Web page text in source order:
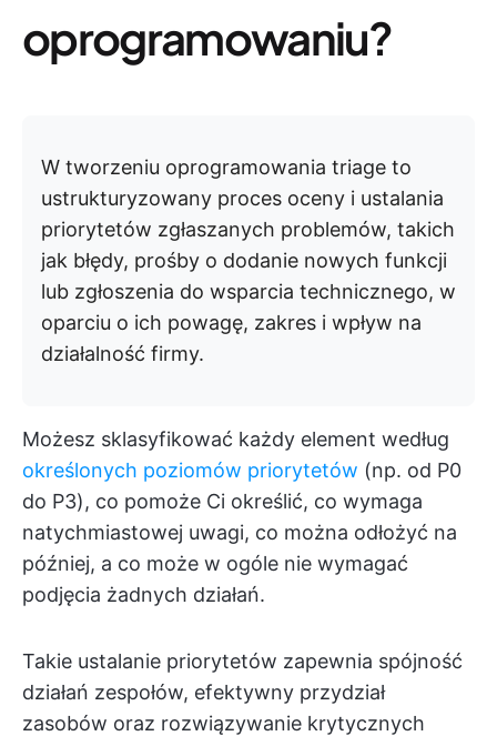
oprogramowaniu?
W tworzeniu oprogramowania triage to
ustrukturyzowany proces oceny i ustalania
priorytetów zgłaszanych problemów, takich
jak błędy, prośby o dodanie nowych funkcji
lub zgłoszenia do wsparcia technicznego, w
oparciu o ich powagę, zakres i wpływ na
działalność firmy.
Możesz sklasyfikować każdy element według
określonych poziomów priorytetów (np. od P0
do P3), co pomoże Ci określić, co wymaga
natychmiastowej uwagi, co można odłożyć na
później, a co może w ogóle nie wymagać
podjęcia żadnych działań.
Takie ustalanie priorytetów zapewnia spójność
działań zespołów, efektywny przydział
zasobów oraz rozwiązywanie krytycznych